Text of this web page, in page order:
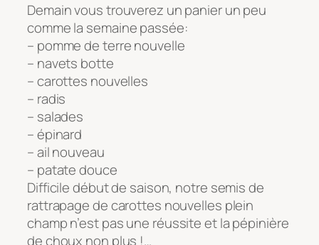
Demain vous trouverez un panier un peu
comme la semaine passée:
– pomme de terre nouvelle
– navets botte
– carottes nouvelles
– radis
– salades
– épinard
– ail nouveau
– patate douce
Difficile début de saison, notre semis de
rattrapage de carottes nouvelles plein
champ n’est pas une réussite et la pépinière
de choux non plus !…